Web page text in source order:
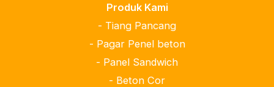
Produk Kami
- Tiang Pancang
- Pagar Penel beton
- Panel Sandwich
- Beton Cor